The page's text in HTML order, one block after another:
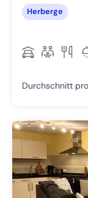
Herberge
Durchschnitt